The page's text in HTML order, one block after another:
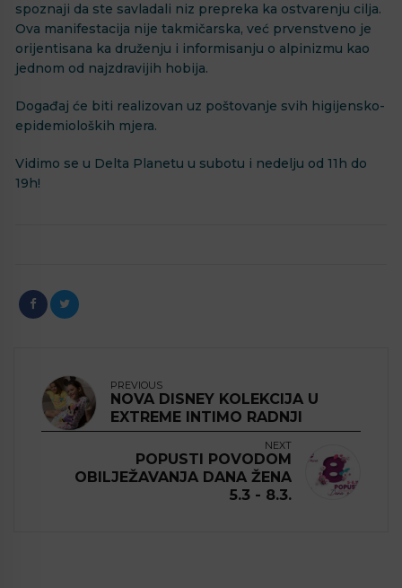
spoznaji da ste savladali niz prepreka ka ostvarenju cilja.
Ova manifestacija nije takmičarska, već prvenstveno je
orijentisana ka druženju i informisanju o alpinizmu kao
jednom od najzdravijih hobija.
Događaj će biti realizovan uz poštovanje svih higijensko-
epidemioloških mjera.
Vidimo se u Delta Planetu u subotu i nedelju od 11h do
19h!
PREVIOUS
NOVA DISNEY KOLEKCIJA U
EXTREME INTIMO RADNJI
NEXT
POPUSTI POVODOM
OBILJEŽAVANJA DANA ŽENA
5.3 - 8.3.